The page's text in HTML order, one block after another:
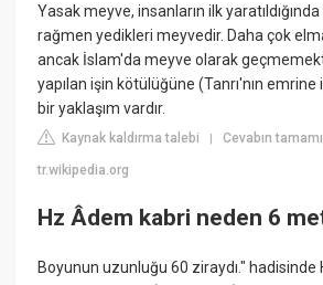
Yasak meyve, insanların ilk
rağmen yedikleri meyvedir. Daha çok
ancak İslam'da meyve olarak
yapılan işin kötülüğüne (Tanrı'nın
bir yaklaşım vardır.
Kaynak kaldırma talebi |Cevabın
tr.wikipedia.org
Hz Âdem kabri neden 6
Boyunun uzunluğu 60 ziraydı." hadisinde